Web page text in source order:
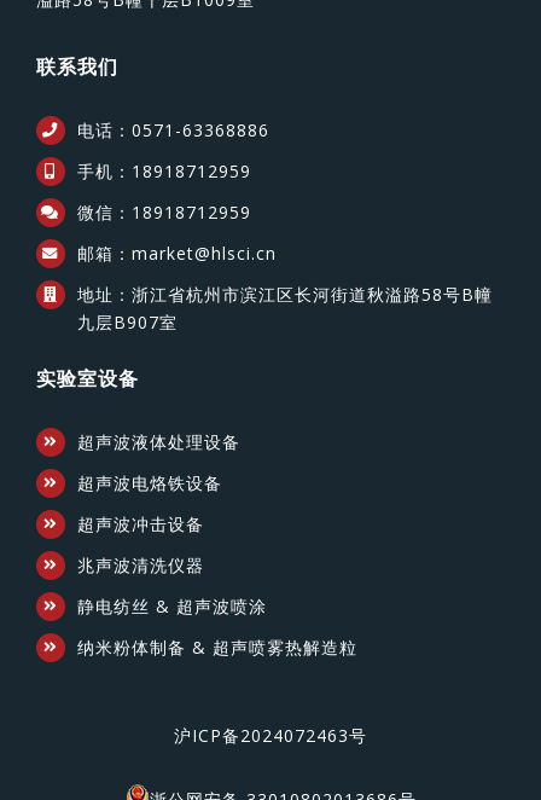
联系我们
电话：0571-63368886
手机：18918712959
微信：18918712959
邮箱：market@hlsci.cn
地址：浙江省杭州市滨江区长河街道秋溢路58号B幢
九层B907室
实验室设备
超声波液体处理设备
超声波电烙铁设备
超声波冲击设备
兆声波清洗仪器
静电纺丝 & 超声波喷涂
纳米粉体制备 & 超声喷雾热解造粒
沪ICP备2024072463号